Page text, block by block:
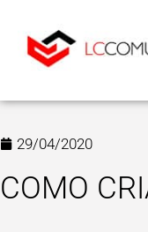
29/04/2020
COMO